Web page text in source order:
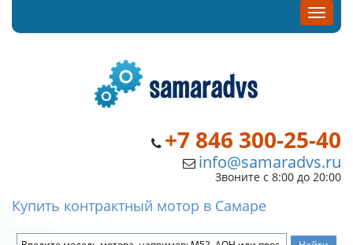
+7 846 300-25-40
info@samaradvs.ru
Звоните с 8:00 до 20:00
Купить контрактный мотор в Самаре